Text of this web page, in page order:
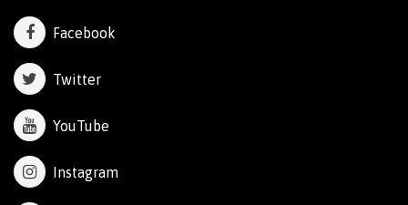
Facebook
Twitter
YouTube
Instagram